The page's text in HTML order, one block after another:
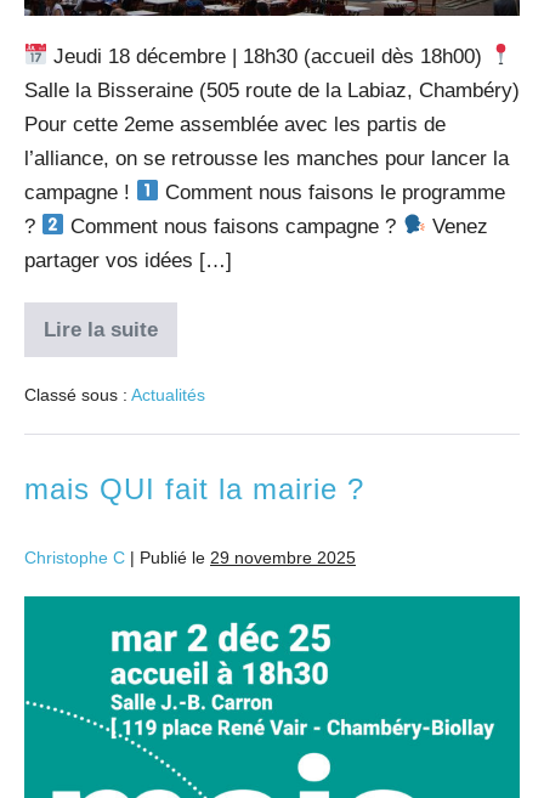
Jeudi 18 décembre | 18h30 (accueil dès 18h00)
Salle la Bisseraine (505 route de la Labiaz, Chambéry)
Pour cette 2eme assemblée avec les partis de
l’alliance, on se retrousse les manches pour lancer la
campagne !
Comment nous faisons le programme
?
Comment nous faisons campagne ?
Venez
partager vos idées […]
Lire la suite
Classé sous : Actualités
mais QUI fait la mairie ?
Christophe C | Publié le 29 novembre 2025